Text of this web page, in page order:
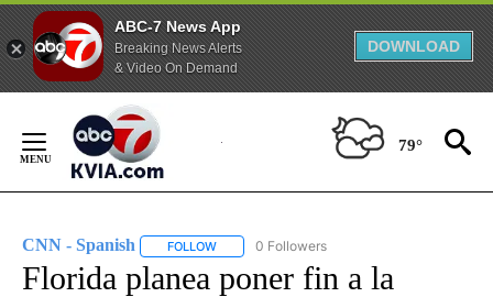
ABC-7 News App
Breaking News Alerts
& Video On Demand
DOWNLOAD
Content
79°
CNN - Spanish FOLLOW FOLLOW "CNN - SPANISH" TO RECEIVE
0 Followers
Florida planea poner fin a la